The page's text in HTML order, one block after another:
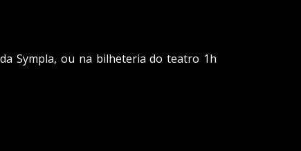
Sympla, ou na bilheteria do teatro 1h